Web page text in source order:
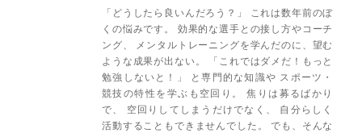
「どうしたら良いんだろう？」 これは数年前のぼ
くの悩みです。 効果的な選手との接し方やコーチ
ング、 メンタルトレーニングを学んだのに、望む
ような成果が出ない。 「これではダメだ！もっと
勉強しないと！」 と専門的な知識や スポーツ・
競技の特性を学ぶも空回り。 焦りは募るばかり
で、 空回りしてしまうだけでなく、 自分らしく
活動することもできませんでした。 でも、そんな